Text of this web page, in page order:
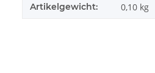
Artikelgewicht: 0,10 kg